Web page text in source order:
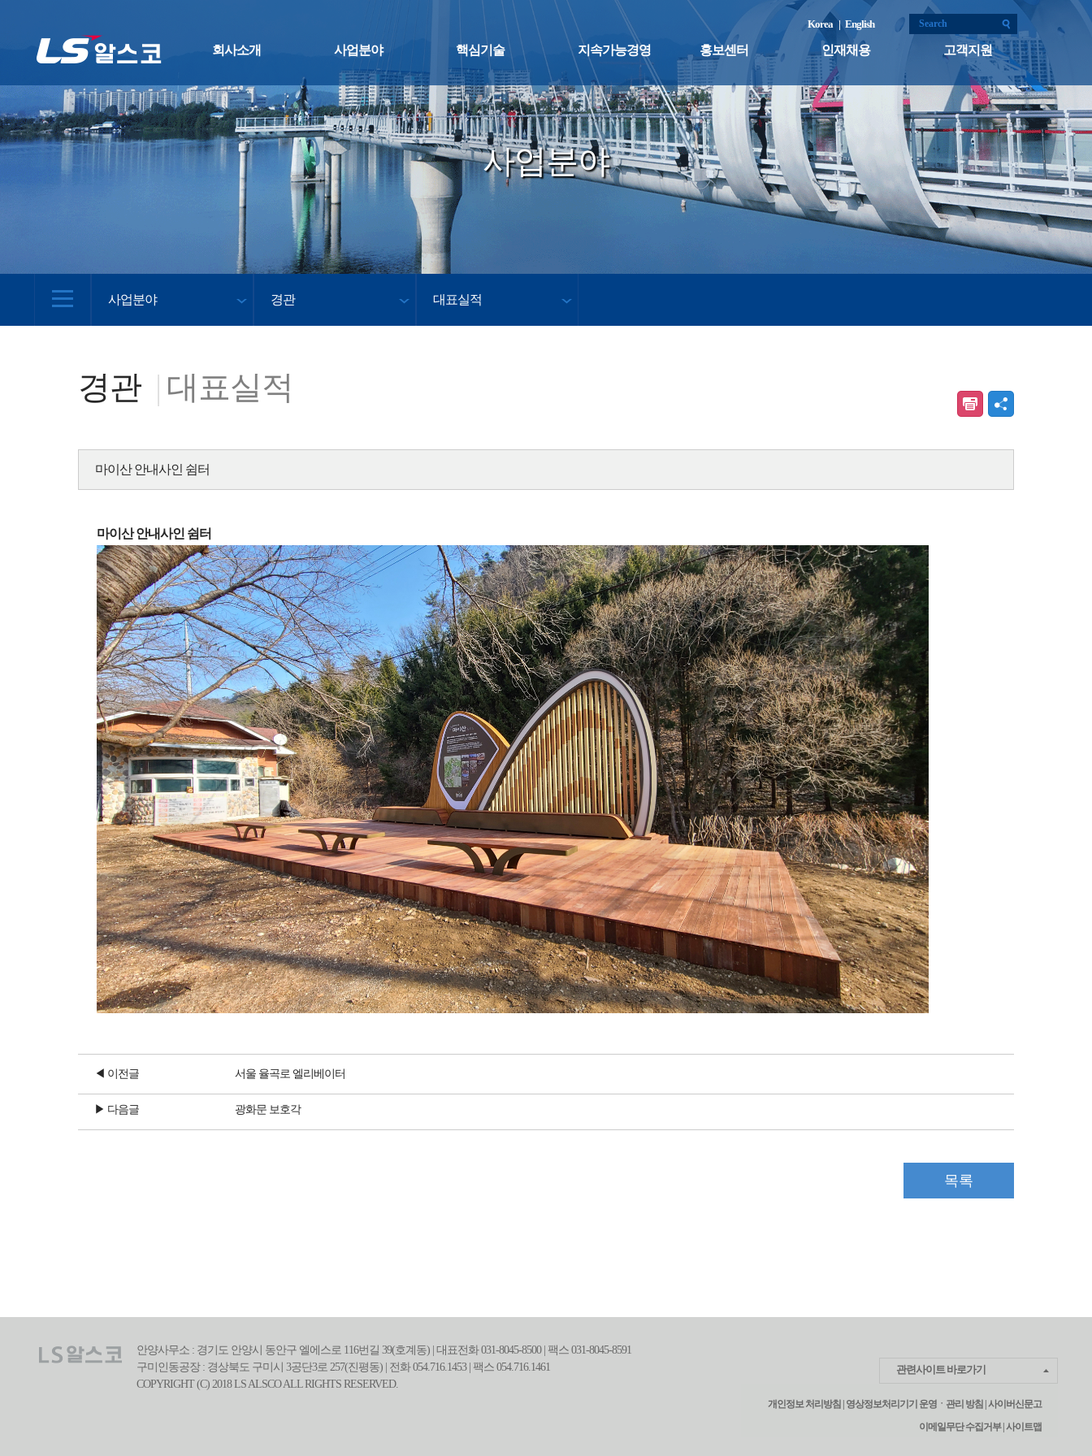
Korea | English
회사소개 사업분야 핵심기술 지속가능경영 홍보센터 인재채용 고객지원
사업분야
사업분야 경관 대표실적
경관 대표실적
마이산 안내사인 쉼터
마이산 안내사인 쉼터
◀ 이전글 서울 율곡로 엘리베이터
▶ 다음글 광화문 보호각
목록
안양사무소 : 경기도 안양시 동안구 엘에스로 116번길 39(호계동) | 대표전화 031-8045-8500 | 팩스 031-8045-8591
구미인동공장 : 경상북도 구미시 3공단3로 257(진평동) | 전화 054.716.1453 | 팩스 054.716.1461
COPYRIGHT (C) 2018 LS ALSCO ALL RIGHTS RESERVED.
관련사이트 바로가기
개인정보 처리방침 | 영상정보처리기기 운영ㆍ관리 방침 | 사이버신문고
이메일무단 수집거부 | 사이트맵